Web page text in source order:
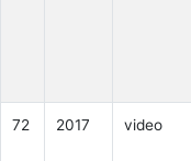
72 2017 video